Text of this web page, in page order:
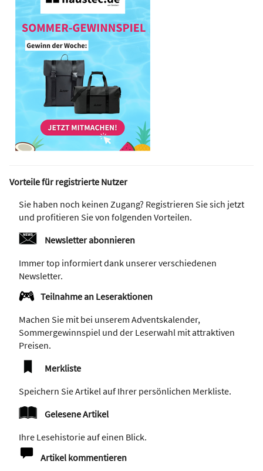
Vorteile für registrierte Nutzer
Sie haben noch keinen Zugang? Registrieren Sie sich jetzt
und profitieren Sie von folgenden Vorteilen.
Newsletter abonnieren
Immer top informiert dank unserer verschiedenen
Newsletter.
Teilnahme an Leseraktionen
Machen Sie mit bei unserem Adventskalender,
Sommergewinnspiel und der Leserwahl mit attraktiven
Preisen.
Merkliste
Speichern Sie Artikel auf Ihrer persönlichen Merkliste.
Gelesene Artikel
Ihre Lesehistorie auf einen Blick.
Artikel kommentieren